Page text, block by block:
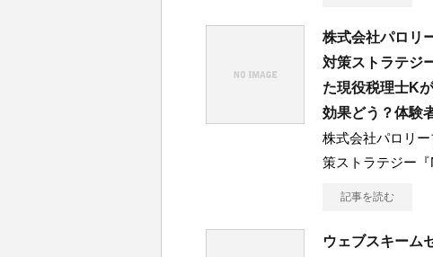
株式会社パロリ
対策ストラテジ
た現役税理士K
効果どう？体験
株式会社パロリ
策ストラテジー
記事を読む
ウェブスキーム